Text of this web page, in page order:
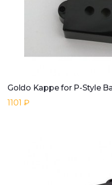
Goldo Kappe for P-Style
1101 ₽